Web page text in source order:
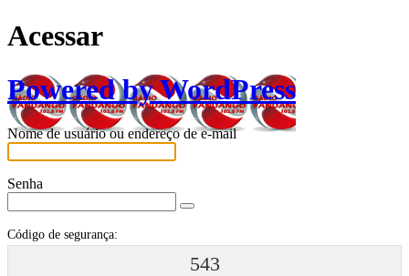
Acessar
Powered by WordPress
Nome de usuário ou endereço de e-mail
Senha
Código de segurança:
543